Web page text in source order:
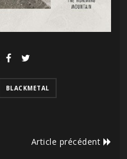
BLACKMETAL
Article précédent